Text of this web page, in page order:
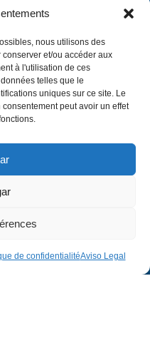
nous utilisons des
et/ou accéder aux
à l'utilisation de ces
telles que le
uniques sur ce site. Le
peut avoir un effet
de confidentialitéAviso Legal